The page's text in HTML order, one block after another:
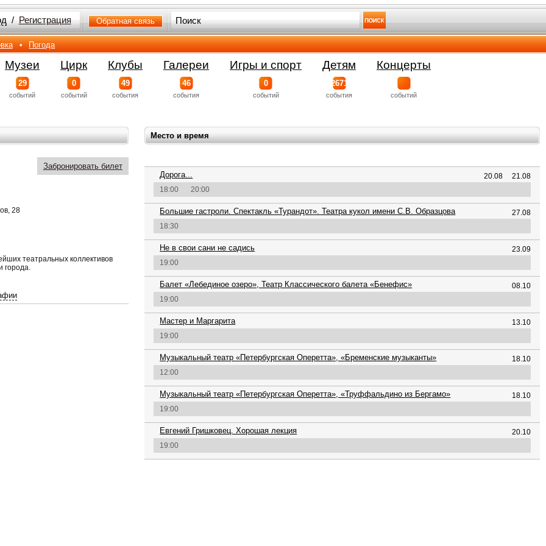
/ Регистрация Обратная связь
• Погода
Музеи
29
событий
Цирк
0
событий
Клубы
49
события
Галереи
46
события
Игры и спорт
0
событий
Детям
2671
события
Концерты
событий
Место и время
21.08
20.08
Дорога...
18:00 20:00
27.08
Большие гастроли. Спектакль «Турандот». Театра кукол имени С.В. Образцова
18:30
23.09
Не в свои сани не садись
19:00
08.10
Балет «Лебединое озеро», Театр Классического балета «Бенефис»
19:00
13.10
Мастер и Маргарита
19:00
18.10
Музыкальный театр «Петербургская Оперетта», «Бременские музыканты»
12:00
18.10
Музыкальный театр «Петербургская Оперетта», «Труффальдино из Бергамо»
19:00
20.10
Евгений Гришковец. Хорошая лекция
19:00
Забронировать билет
28
театральных коллективов
города.